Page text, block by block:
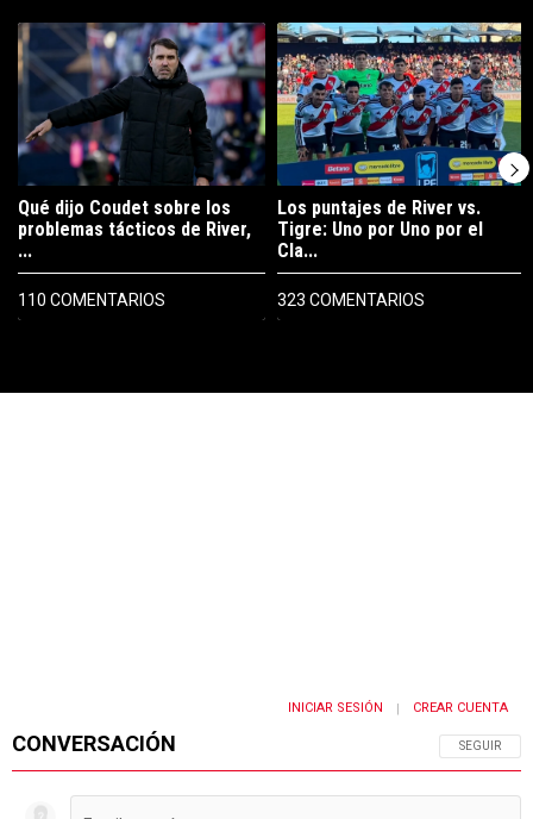
Un artículo de tendencia con el título "Qué dijo Coudet sobre los
Qué dijo Coudet sobre los
problemas tácticos de River,
...
110 COMENTARIOS
Un artículo de tendencia con el
Los puntajes de River vs.
Tigre: Uno por Uno por el
Cla...
323 COMENTARIOS
CONVERSACIÓN SIGA ESTA
SEGUIR
INICIAR SESIÓN CREAR CUENTA